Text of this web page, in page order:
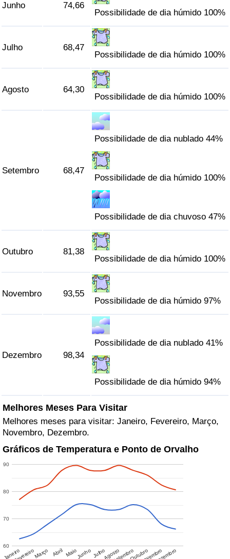
Junho 74,66
Possibilidade de dia húmido 100%
Julho 68,47
Possibilidade de dia húmido 100%
Agosto 64,30
Possibilidade de dia húmido 100%
Setembro 68,47
Possibilidade de dia nublado 44%
Possibilidade de dia húmido 100%
Possibilidade de dia chuvoso 47%
Outubro 81,38
Possibilidade de dia húmido 100%
Novembro 93,55
Possibilidade de dia húmido 97%
Dezembro 98,34
Possibilidade de dia nublado 41%
Possibilidade de dia húmido 94%
Melhores Meses Para Visitar
Melhores meses para visitar: Janeiro, Fevereiro, Março,
Novembro, Dezembro.
Gráficos de Temperatura e Ponto de Orvalho
JaneiroFevereiroMarço Abril MaioJunho JulhoAgostoSetembroOutubro
60
70
80
90